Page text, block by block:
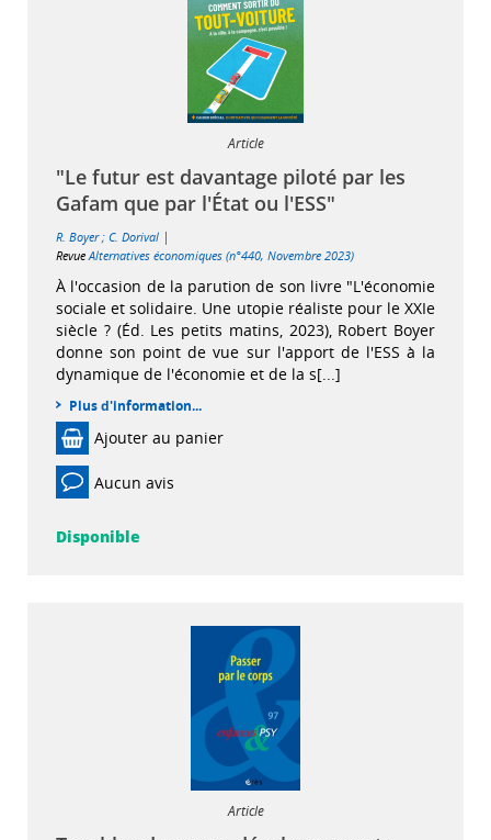
Article
"Le futur est davantage piloté par les
Gafam que par l'État ou l'ESS"
R. Boyer; C. Dorival |
RevueAlternatives économiques (n°440, Novembre 2023)
À l'occasion de la parution de son livre "L'économie
sociale et solidaire. Une utopie réaliste pour le XXIe
siècle ? (Éd. Les petits matins, 2023), Robert Boyer
donne son point de vue sur l'apport de l'ESS à la
dynamique de l'économie et de la s[...]
Plus d'information...
Ajouter au panier
Aucun avis
Disponible
Article